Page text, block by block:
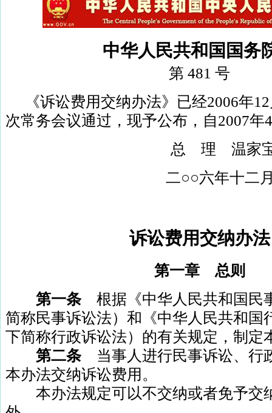
中华人民共和国国务
第 481 号
《诉讼费用交纳办法》已经2006年12
次常务会议通过，现予公布，自2007年4
总 理 温家
二○○六年十二
诉讼费用交纳办法
第一章 总则
第一条根据《中华人民共和国民
简称民事诉讼法）和《中华人民共和国
下简称行政诉讼法）的有关规定，制定
第二条当事人进行民事诉讼、行
本办法交纳诉讼费用。
本办法规定可以不交纳或者免予交